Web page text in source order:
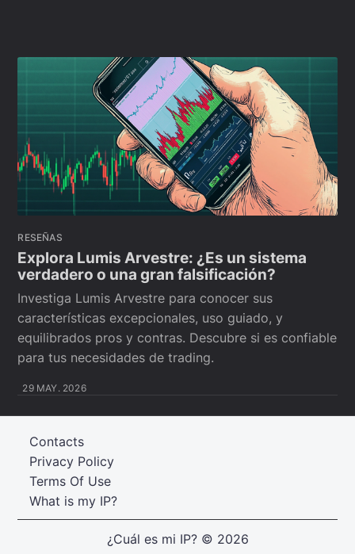
RESEÑAS
Explora Lumis Arvestre: ¿Es un sistema
verdadero o una gran falsificación?
Investiga Lumis Arvestre para conocer sus
características excepcionales, uso guiado, y
equilibrados pros y contras. Descubre si es confiable
para tus necesidades de trading.
29 MAY. 2026
What is my IP?
Terms Of Use
Privacy Policy
Contacts
¿Cuál es mi IP?© 2026